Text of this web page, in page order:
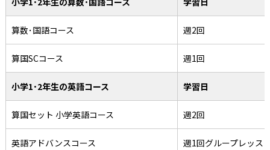
算数･国語コース 週2回
算国SCコース 週1回
小学1･2年生の英語コース 学習日
算国セット 小学英語コース 週2回
英語アドバンスコース 週1回グループレッス